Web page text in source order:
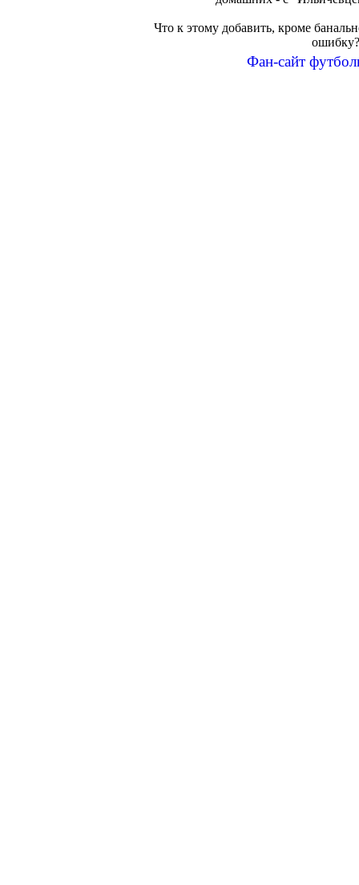
Что к этому добавить, кроме
ошибку?
Фан-сайт